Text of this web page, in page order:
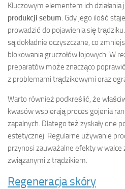
Kluczowym elementem ich działania
produkcji sebum. Gdy jego ilość
prowadzić do pojawienia się
są dokładnie oczyszczane, co
blokowania gruczołów łojowych. W
preparatów może znacząco
z problemami trądzikowymi oraz
Warto również podkreślić, że
kwasów wspierają proces gojenia
zapalnych. Dlatego też zyskały one
estetycznej. Regularne używanie
przynosi zauważalne efekty w
związanymi z trądzikiem.
Regeneracja skóry